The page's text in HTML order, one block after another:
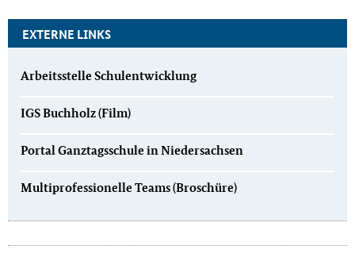
EXTERNE LINKS
Arbeitsstelle Schulentwicklung
IGS Buchholz (Film)
Portal Ganztagsschule in Niedersachsen
Multiprofessionelle Teams (Broschüre)